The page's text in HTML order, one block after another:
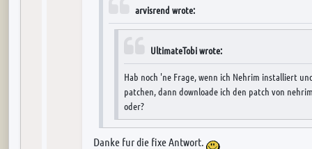
arvisrend wrote:
UltimateTobi wrote:
Hab noch 'ne Frage, wenn ich Nehrim installiert
patchen, dann downloade ich den patch von
oder?
Ja, das geht. Aber der Launcher kann das auch für
Danke fur die fixe Antwort.